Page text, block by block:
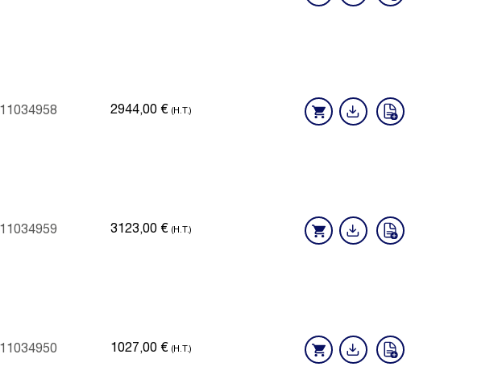
11034958 2944,00 € (H.T.)
11034959 3123,00 € (H.T.)
11034950 1027,00 € (H.T.)